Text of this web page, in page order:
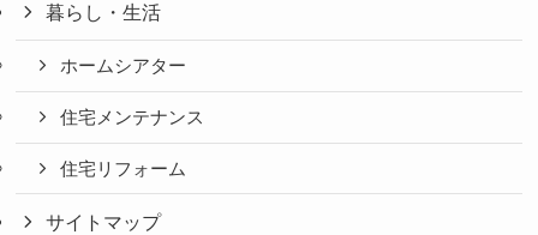
暮らし・生活
ホームシアター
住宅メンテナンス
住宅リフォーム
サイトマップ